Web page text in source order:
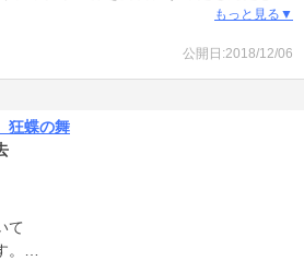
す。オススメしたい点はとにかく話が愉
読めるのに納得できて次に、次にと進
て意外と深い設定や人間模様に、涙。感
ラがめっちゃキラキラ生きてる！！！気
えるようになってます笑！
り、ふと我にかえるとびっくり課金で
せん！繰り返し読んでも最高です！！
せんよ！ぜひ、土竜の世界へ！！！
もっと見る▼
公開日:2018/12/06
狂蝶の舞
て